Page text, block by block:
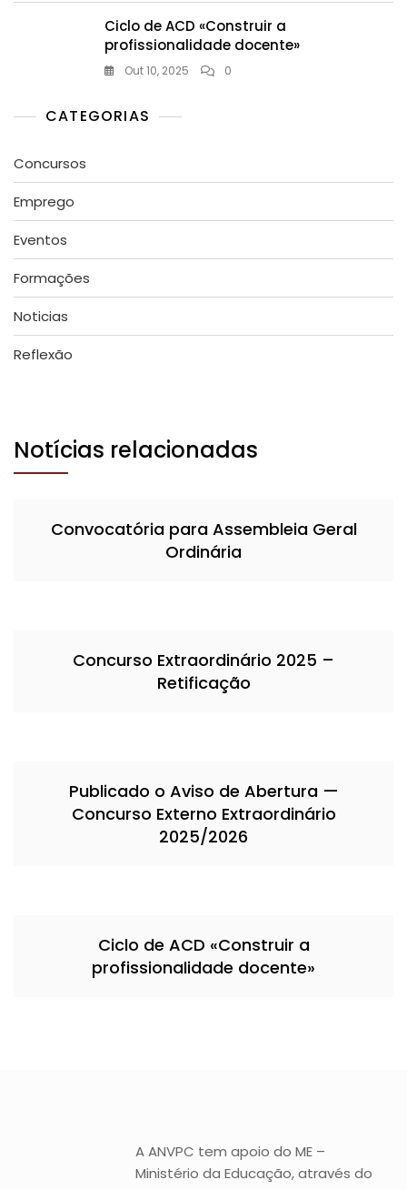
Ciclo de ACD «Construir a
profissionalidade docente»
Out 10, 2025 0
CATEGORIAS
Concursos
Emprego
Eventos
Formações
Noticias
Reflexão
Notícias relacionadas
Convocatória para Assembleia Geral
Ordinária
Concurso Extraordinário 2025 –
Retificação
Publicado o Aviso de Abertura —
Concurso Externo Extraordinário
2025/2026
Ciclo de ACD «Construir a
profissionalidade docente»
A ANVPC tem apoio do ME –
Ministério da Educação, através do